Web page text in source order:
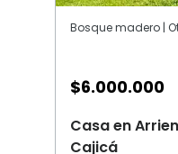
Bosque madero |
$6.000.000
Casa en
Cajicá